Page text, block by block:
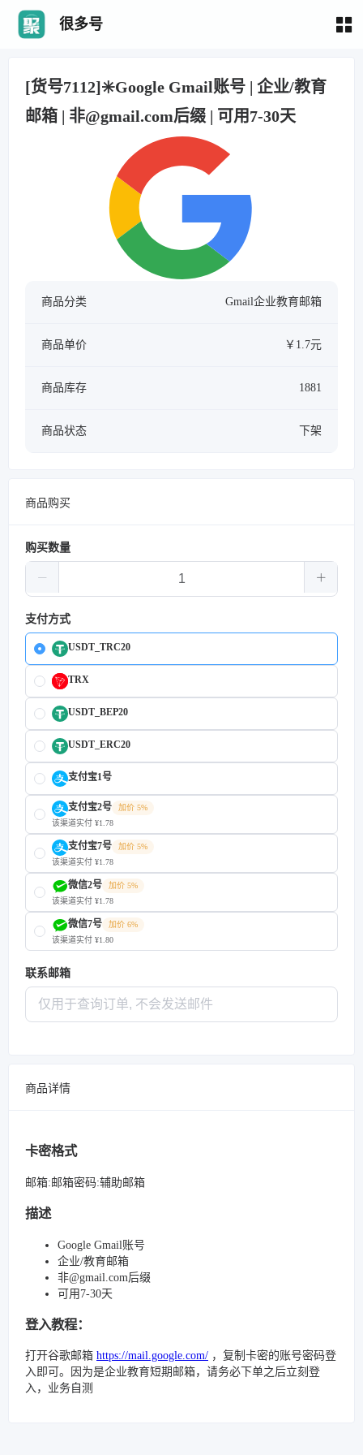
很多号
[货号7112]✳️Google Gmail账号 | 企业/教育
邮箱 | 非@gmail.com后缀 | 可用7-30天
商品分类 Gmail企业教育邮箱
商品单价 ￥1.7元
商品库存 1881
商品状态 下架
商品购买
购买数量
支付方式
USDT_TRC20
TRX
USDT_BEP20
USDT_ERC20
支付宝1号
支付宝2号
加价 5%
该渠道实付 ¥1.78
支付宝7号
加价 5%
该渠道实付 ¥1.78
微信2号
加价 5%
该渠道实付 ¥1.78
微信7号
加价 6%
该渠道实付 ¥1.80
联系邮箱
商品详情
卡密格式
邮箱:邮箱密码:辅助邮箱
描述
Google Gmail账号
企业/教育邮箱
非@gmail.com后缀
可用7-30天
登入教程：
打开谷歌邮箱 https://mail.google.com/ ，复制卡密的账号密码登
入即可。因为是企业教育短期邮箱，请务必下单之后立刻登
入，业务自测